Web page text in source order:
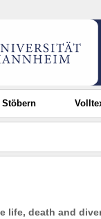
Stöbern
life, death and